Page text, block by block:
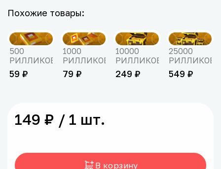
Похожие товары:
500
РИЛЛИКОВ
59 ₽
1000
РИЛЛИКОВ
79 ₽
10000
РИЛЛИКОВ
249 ₽
25000
РИЛЛИКОВ
549 ₽
149 ₽ / 1 шт.
В корзину